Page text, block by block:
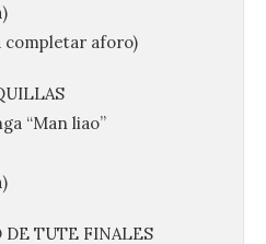
completar aforo)
“Man liao”
DE TUTE FINALES